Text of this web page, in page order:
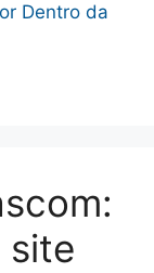
Dentro da
site